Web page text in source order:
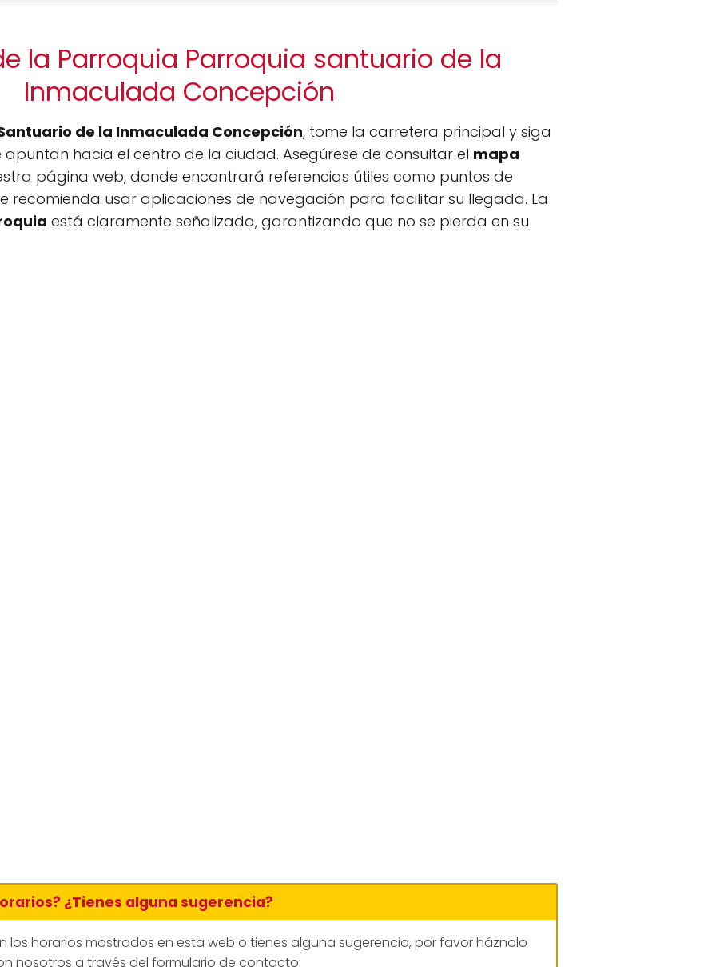
la Parroquia Parroquia santuario de la
Inmaculada Concepción
de la Inmaculada Concepción, tome la carretera principal y siga
hacia el centro de la ciudad. Asegúrese de consultar el mapa
página web, donde encontrará referencias útiles como puntos de
recomienda usar aplicaciones de navegación para facilitar su llegada. La
está claramente señalizada, garantizando que no se pierda en su
¿Tienes alguna sugerencia?
los horarios mostrados en esta web o tienes alguna sugerencia, por favor háznolo
nosotros a través del formulario de contacto: